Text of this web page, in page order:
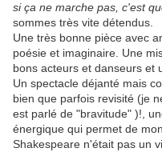
si ça ne marche pas, c'est
sommes très vite détendus.
Une très bonne pièce avec
poésie et imaginaire. Une
bons acteurs et danseurs et
Un spectacle déjanté mais
bien que parfois revisité (je
est parlé de "bravitude" )!,
énergique qui permet de
Shakespeare n'était pas un